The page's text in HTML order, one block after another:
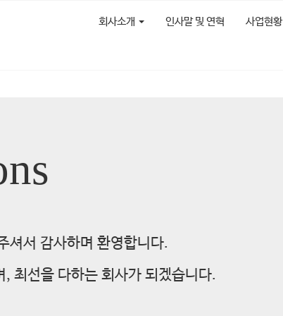
회사소개 인사말 및 연혁 사업현황
셔서 감사하며 환영합니다.
최선을 다하는 회사가 되겠습니다.